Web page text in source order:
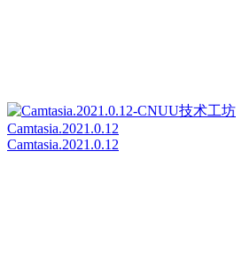
Camtasia.2021.0.12
Camtasia.2021.0.12